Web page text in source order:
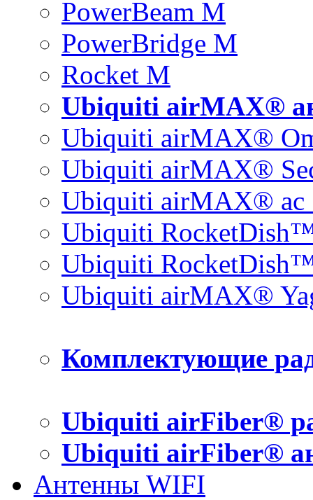
PowerBeam M
PowerBridge M
Rocket M
Ubiquiti airMAX®
Ubiquiti airMAX®
Ubiquiti airMAX®
Ubiquiti airMAX® ac
Ubiquiti
Ubiquiti
Ubiquiti airMAX®
Комплектующие
Ubiquiti airFiber®
Ubiquiti airFiber®
Антенны WIFI